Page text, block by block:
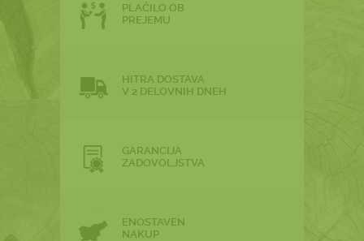
PLAČILO OB
PREJEMU
HITRA DOSTAVA
V 2 DELOVNIH DNEH
GARANCIJA
ZADOVOLJSTVA
ENOSTAVEN
NAKUP